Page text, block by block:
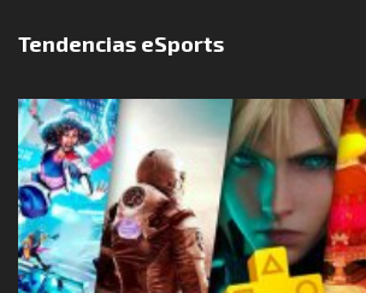
Tendencias eSports